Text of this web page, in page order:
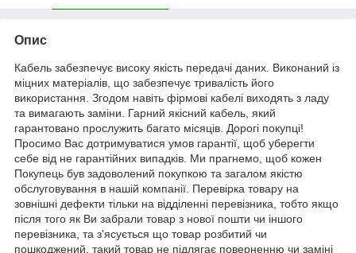
Опис
Кабель забезпечує високу якість передачі даних. Виконаний із
міцних матеріалів, що забезпечує тривалість його
використання. Згодом навіть фірмові кабелі виходять з ладу
та вимагають заміни. Гарний якісний кабель, який
гарантовано прослужить багато місяців. Дорогі покупці!
Просимо Вас дотримуватися умов гарантії, щоб уберегти
себе від не гарантійних випадків. Ми прагнемо, щоб кожен
Покупець був задоволений покупкою та загалом якістю
обслуговування в нашій компанії. Перевірка товару на
зовнішні дефекти тільки на відділенні перевізника, тобто якщо
після того як Ви забрали товар з нової пошти чи іншого
перевізника, та з'ясується що товар розбитий чи
пошкоджений, такий товар не підлягає поверненню чи заміні